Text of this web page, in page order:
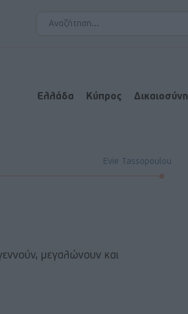
Ελλάδα Κύπρος Δικαιοσύνη
Evie Tassopoulou
μεγαλώνουν και